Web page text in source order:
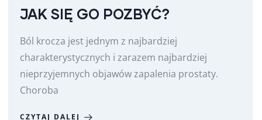
JAK SIĘ GO POZBYĆ?
Ból krocza jest jednym z najbardziej
charakterystycznych i zarazem najbardziej
nieprzyjemnych objawów zapalenia prostaty.
Choroba
CZYTAJ DALEJ